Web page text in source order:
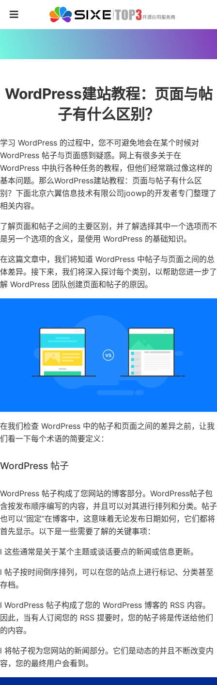
WordPress建站教程：页面与帖
子有什么区别？
学习 WordPress 的过程中，您不可避免地会在某个时候对
WordPress 帖子与页面感到疑惑。网上有很多关于在
WordPress 中执行各种任务的教程，但他们经常跳过像这样的
基本问题。那么WordPress建站教程：页面与帖子有什么区
别？下面北京六翼信息技术有限公司joowp的开发者专门整理了
相关内容。
了解页面和帖子之间的主要区别，并了解选择其中一个选项而不
是另一个选项的含义，是使用 WordPress 的基础知识。
在这篇文章中，我们将知道 WordPress 中帖子与页面之间的总
体差异。接下来，我们将深入探讨每个类别，以帮助您进一步了
解 WordPress 团队创建页面和帖子的原因。
在我们检查 WordPress 中的帖子和页面之间的差异之前，让我
们看一下每个术语的简要定义：
WordPress 帖子
WordPress 帖子构成了您网站的博客部分。WordPress帖子包
含按发布顺序编写的内容，并且可以对其进行排列和分类。帖子
也可以“固定”在博客中，这意味着无论发布日期如何，它们都将
首先显示。以下是一些需要了解的关键事项：
l 这些通常是关于某个主题或谈话要点的新闻或信息更新。
l 帖子按时间倒序排列，可以在您的站点上进行标记、分类甚至
存档。
l WordPress 帖子构成了您的 WordPress 博客的 RSS 内容。
因此，当有人订阅您的 RSS 提要时，您的帖子将是传送给他们
的内容。
l 将帖子视为您网站的新闻部分。它们是动态的并且不断改变内
容，您的最终用户会看到。